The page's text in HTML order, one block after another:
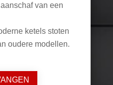
van een
ketels stoten
oudere modellen.